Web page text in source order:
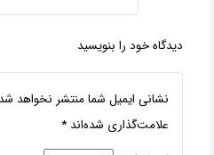
دیدگاه خود را بنویسید
نشانی ایمیل شما منتشر نخواهد
علامت‌گذاری شده‌اند *